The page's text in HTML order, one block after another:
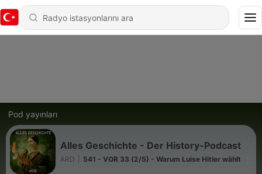
Pod yayınları
Alles Geschichte - Der History-Podcast
ARD 541 - VOR 33 (2/5) - Warum Luise Hitler wählt